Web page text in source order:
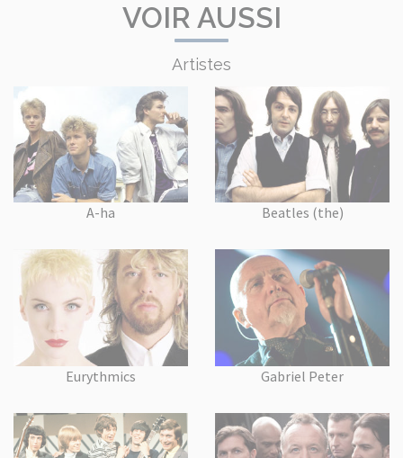
VOIR AUSSI
Artistes
A-ha Beatles (the)
Eurythmics Gabriel Peter